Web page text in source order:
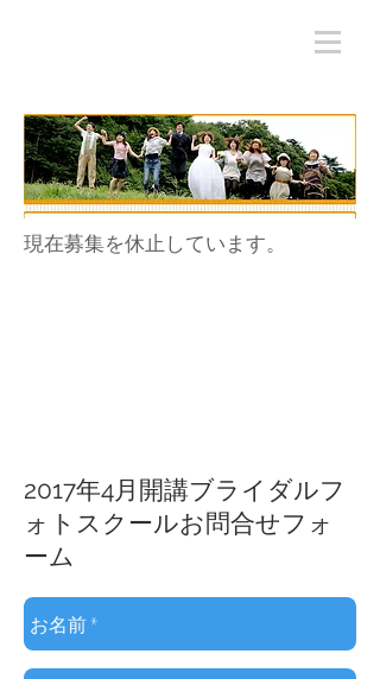
​現在募集を休止しています。
2017年4月開講ブライダルフ
ォトスクールお問合せフォ
ーム